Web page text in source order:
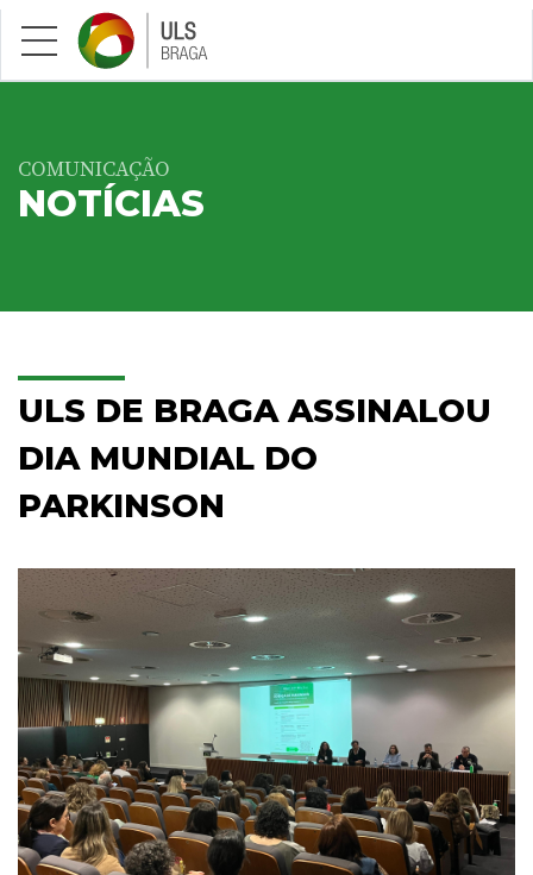
Saltar para conteúdo principal
COMUNICAÇÃO
NOTÍCIAS
ULS DE BRAGA ASSINALOU
DIA MUNDIAL DO
PARKINSON